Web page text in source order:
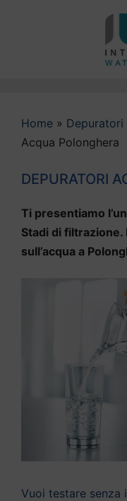
Home » Depuratori
Acqua Polonghera
DEPURATORI
Ti presentiamo
Stadi di filtrazione.
sull’acqua a
Vuoi testare senza